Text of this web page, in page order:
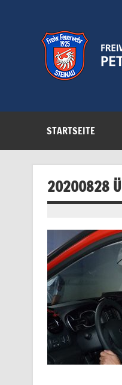
STARTSEITE
20200828